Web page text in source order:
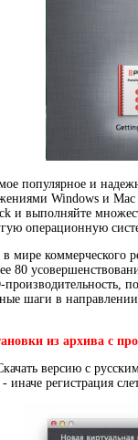
популярное и
Windows и
и выполняйте
операционную
мире
80
шаги в направлении
из архива с
версию с
иначе регистрация